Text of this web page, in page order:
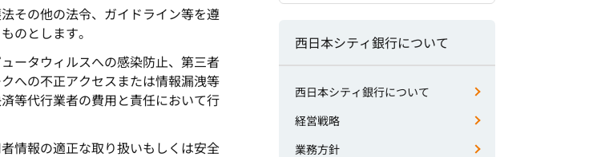
その他の法令、ガイドライン等を遵
のとします。
ータウィルスへの感染防止、第三者
への不正アクセスまたは情報漏洩等
等代行業者の費用と責任において行
情報の適正な取り扱いもしくは安全
西日本シティ銀行について
西日本シティ銀行について
経営戦略
業務方針